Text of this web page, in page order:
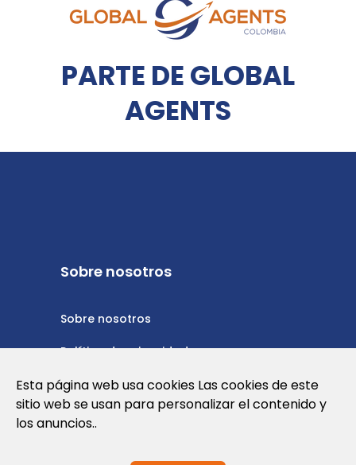
PARTE DE GLOBAL
AGENTS
Sobre nosotros
Sobre nosotros
Política de privacidad
Política de cookies
Nota Legal y Condiciones de Uso de la
Esta página web usa cookies Las cookies de este
sitio web se usan para personalizar el contenido y
los anuncios..